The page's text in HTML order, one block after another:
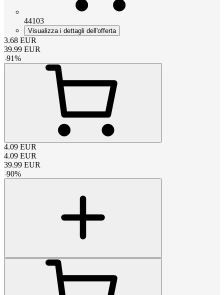
44103
Visualizza i dettagli dell'offerta
3.68 EUR
39.99 EUR
-91%
4.09 EUR
4.09 EUR
39.99 EUR
-90%